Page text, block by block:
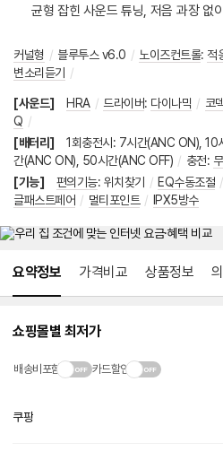
균형 잡힌 사운드 튜닝, 저음 과장 없
커널형 / 블루투스 v6.0 / 노이즈컨트롤: 적
변소리듣기
/
[사운드] HRA / 드라이버: 다이나믹 / 코
Q /
[배터리]
1회충전시 : 7시간(ANC ON), 10
간(ANC ON), 50시간(ANC OFF) / 충전:
[기능]
편의기능: 위치찾기 / EQ수동조절 /
글패스트페어 / 멀티포인트 / IPX5방수
요약정보 가격비교 상품정보
쇼핑몰별 최저가
배송비포함 카드할인
쿠팡